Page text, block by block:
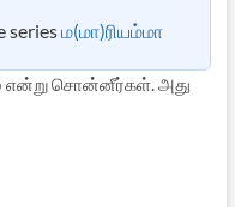
seriesம(மா)ரியம்மா
என்று சொன்னீர்கள். அது